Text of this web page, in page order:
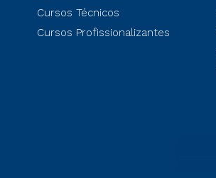
Cursos Técnicos
Cursos Profissionalizantes